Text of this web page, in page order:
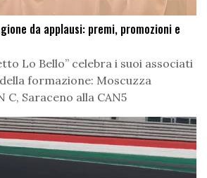
da applausi: premi, promozioni e
Lo Bello” celebra i suoi associati
formazione: Moscuzza
C, Saraceno alla CAN5